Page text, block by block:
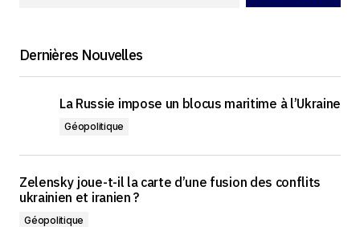
Dernières Nouvelles
La Russie impose un blocus maritime à l’Ukraine
Géopolitique
Zelensky joue-t-il la carte d’une fusion des conflits
ukrainien et iranien ?
Géopolitique